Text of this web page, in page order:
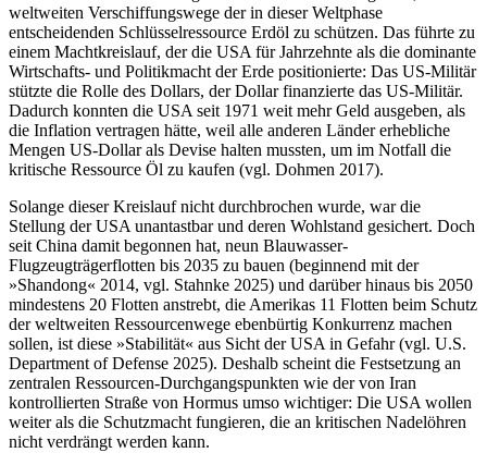
weltweiten Verschiffungswege der in dieser Weltphase
entscheidenden Schlüsselressource Erdöl zu schützen. Das führte zu
einem Machtkreislauf, der die USA für Jahrzehnte als die dominante
Wirtschafts- und Politikmacht der Erde positionierte: Das US-Militär
stützte die Rolle des Dollars, der Dollar finanzierte das US-Militär.
Dadurch konnten die USA seit 1971 weit mehr Geld ausgeben, als
die Inflation vertragen hätte, weil alle anderen Länder erhebliche
Mengen US-Dollar als Devise halten mussten, um im Notfall die
kritische Ressource Öl zu kaufen (vgl. Dohmen 2017).
Solange dieser Kreislauf nicht durchbrochen wurde, war die
Stellung der USA unantastbar und deren Wohlstand gesichert. Doch
seit China damit begonnen hat, neun Blauwasser-
Flugzeugträgerflotten bis 2035 zu bauen (beginnend mit der
»Shandong« 2014, vgl. Stahnke 2025) und darüber hinaus bis 2050
mindestens 20 Flotten anstrebt, die Amerikas 11 Flotten beim Schutz
der weltweiten Ressourcenwege ebenbürtig Konkurrenz machen
sollen, ist diese »Stabilität« aus Sicht der USA in Gefahr (vgl. U.S.
Department of Defense 2025). Deshalb scheint die Festsetzung an
zentralen Ressourcen-Durchgangspunkten wie der von Iran
kontrollierten Straße von Hormus umso wichtiger: Die USA wollen
weiter als die Schutzmacht fungieren, die an kritischen Nadelöhren
nicht verdrängt werden kann.